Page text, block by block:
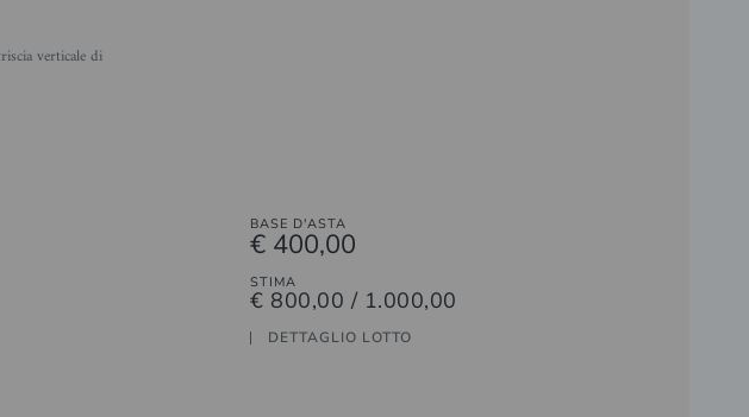
BASE D'ASTA
€ 400,00
STIMA
€ 800,00 / 1.000,00
DETTAGLIO LOTTO